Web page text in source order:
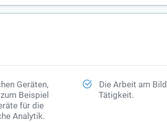
Geräten,
Beispiel
für die
Analytik.
Die Arbeit am
Tätigkeit.